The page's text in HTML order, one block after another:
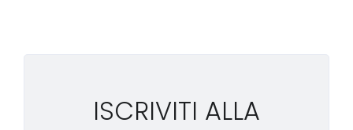
ISCRIVITI ALLA